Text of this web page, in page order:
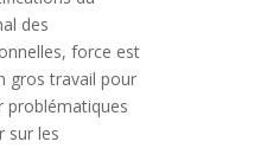
des
force est
gros travail pour
problématiques
sur les